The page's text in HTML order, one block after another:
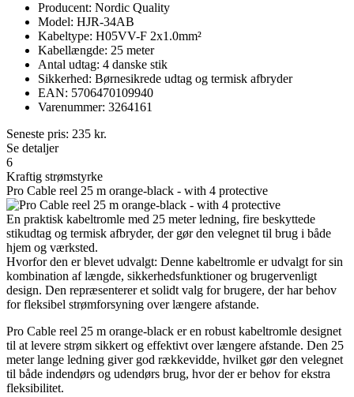
Producent: Nordic Quality
Model: HJR-34AB
Kabeltype: H05VV-F 2x1.0mm²
Kabellængde: 25 meter
Antal udtag: 4 danske stik
Sikkerhed: Børnesikrede udtag og termisk afbryder
EAN: 5706470109940
Varenummer: 3264161
Seneste pris: 235 kr.
Se detaljer
6
Kraftig strømstyrke
Pro Cable reel 25 m orange-black - with 4 protective
En praktisk kabeltromle med 25 meter ledning, fire beskyttede
stikudtag og termisk afbryder, der gør den velegnet til brug i både
hjem og værksted.
Hvorfor den er blevet udvalgt: Denne kabeltromle er udvalgt for sin
kombination af længde, sikkerhedsfunktioner og brugervenligt
design. Den repræsenterer et solidt valg for brugere, der har behov
for fleksibel strømforsyning over længere afstande.
Pro Cable reel 25 m orange-black er en robust kabeltromle designet
til at levere strøm sikkert og effektivt over længere afstande. Den 25
meter lange ledning giver god rækkevidde, hvilket gør den velegnet
til både indendørs og udendørs brug, hvor der er behov for ekstra
fleksibilitet.